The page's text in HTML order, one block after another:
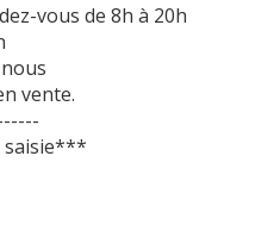
vous de 8h à 20h
vente.
saisie***